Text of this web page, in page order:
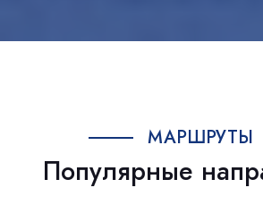
МАРШРУТЫ
Популярные